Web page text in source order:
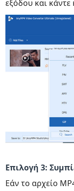
εξόδου και κάντε
Επιλογή 3:
Εάν το αρχείο